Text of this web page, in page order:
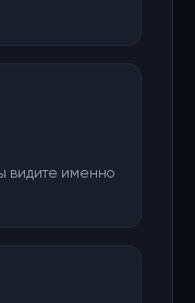
видите именно